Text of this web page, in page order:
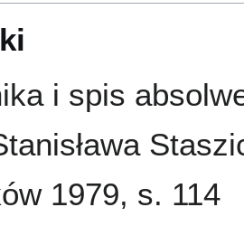
i spis
1979, s. 114